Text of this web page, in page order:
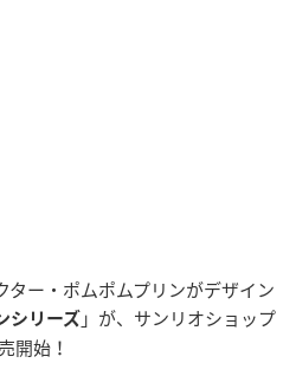
ター・ポムポムプリンがデザイン
シリーズ 」が、サンリオショップ
開始！